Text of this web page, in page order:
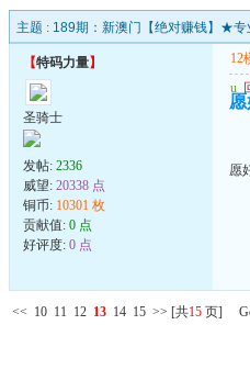
主题 : 189期：新澳门【绝对赚钱】★专
【特码力量】
圣骑士
发帖: 2336
威望: 20338 点
铜币: 10301 枚
贡献值: 0 点
好评度: 0 点
12
u
愿
<< 10 11 12 13 14 15 >> [共15 页]